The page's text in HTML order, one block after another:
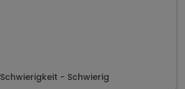
Schwierigkeit - Schwierig